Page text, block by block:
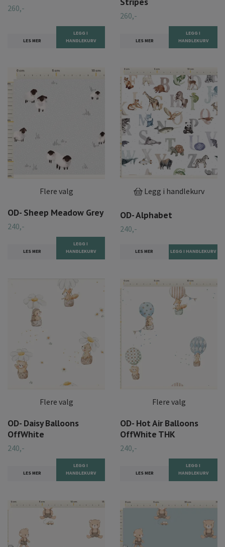
260,-
LES MER
LEGG I
HANDLEKURV
260,-
LES MER
LEGG I
HANDLEKURV
Flere valg
OD- Sheep Meadow Grey
240,-
LES MER
LEGG I
HANDLEKURV
Legg i handlekurv
OD- Alphabet
240,-
LES MER
Flere valg
OD- Daisy Balloons
OffWhite
240,-
LES MER
LEGG I
HANDLEKURV
Flere valg
OD- Hot Air Balloons
OffWhite THK
240,-
LES MER
LEGG I
HANDLEKURV